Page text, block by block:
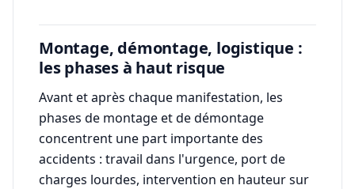
Montage, démontage, logistique :
les phases à haut risque
Avant et après chaque manifestation, les
phases de montage et de démontage
concentrent une part importante des
accidents : travail dans l'urgence, port de
charges lourdes, intervention en hauteur sur